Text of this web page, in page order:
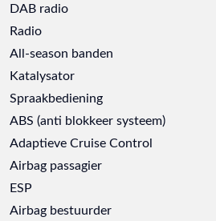
DAB radio
Radio
All-season banden
Katalysator
Spraakbediening
ABS (anti blokkeer systeem)
Adaptieve Cruise Control
Airbag passagier
ESP
Airbag bestuurder